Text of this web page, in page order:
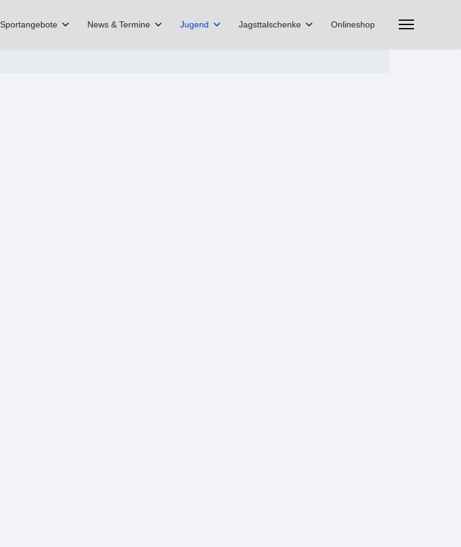
Sportangebote News & Termine Jugend Jagsttalschenke Onlineshop